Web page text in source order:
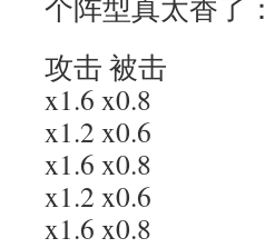
个阵型真太香了：
攻击 被击
x1.6 x0.8
x1.2 x0.6
x1.6 x0.8
x1.2 x0.6
x1.6 x0.8